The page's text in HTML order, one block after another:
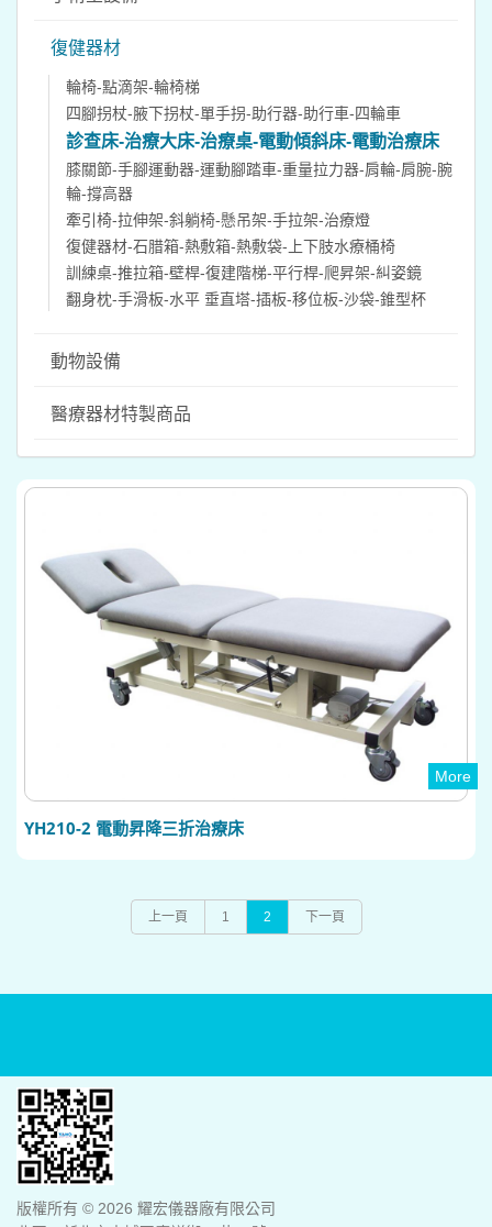
復健器材
輪椅-點滴架-輪椅梯
四腳拐杖-腋下拐杖-單手拐-助行器-助行車-四輪車
診查床-治療大床-治療桌-電動傾斜床-電動治療床
膝關節-手腳運動器-運動腳踏車-重量拉力器-肩輪-肩腕-腕
輪-撐高器
牽引椅-拉伸架-斜躺椅-懸吊架-手拉架-治療燈
復健器材-石腊箱-熱敷箱-熱敷袋-上下肢水療桶椅
訓練桌-推拉箱-壁桿-復建階梯-平行桿-爬昇架-糾姿鏡
翻身枕-手滑板-水平 垂直塔-插板-移位板-沙袋-錐型杯
動物設備
醫療器材特製商品
More
YH210-2 電動昇降三折治療床
上一頁 1 2 下一頁
版權所有 © 2026 耀宏儀器廠有限公司